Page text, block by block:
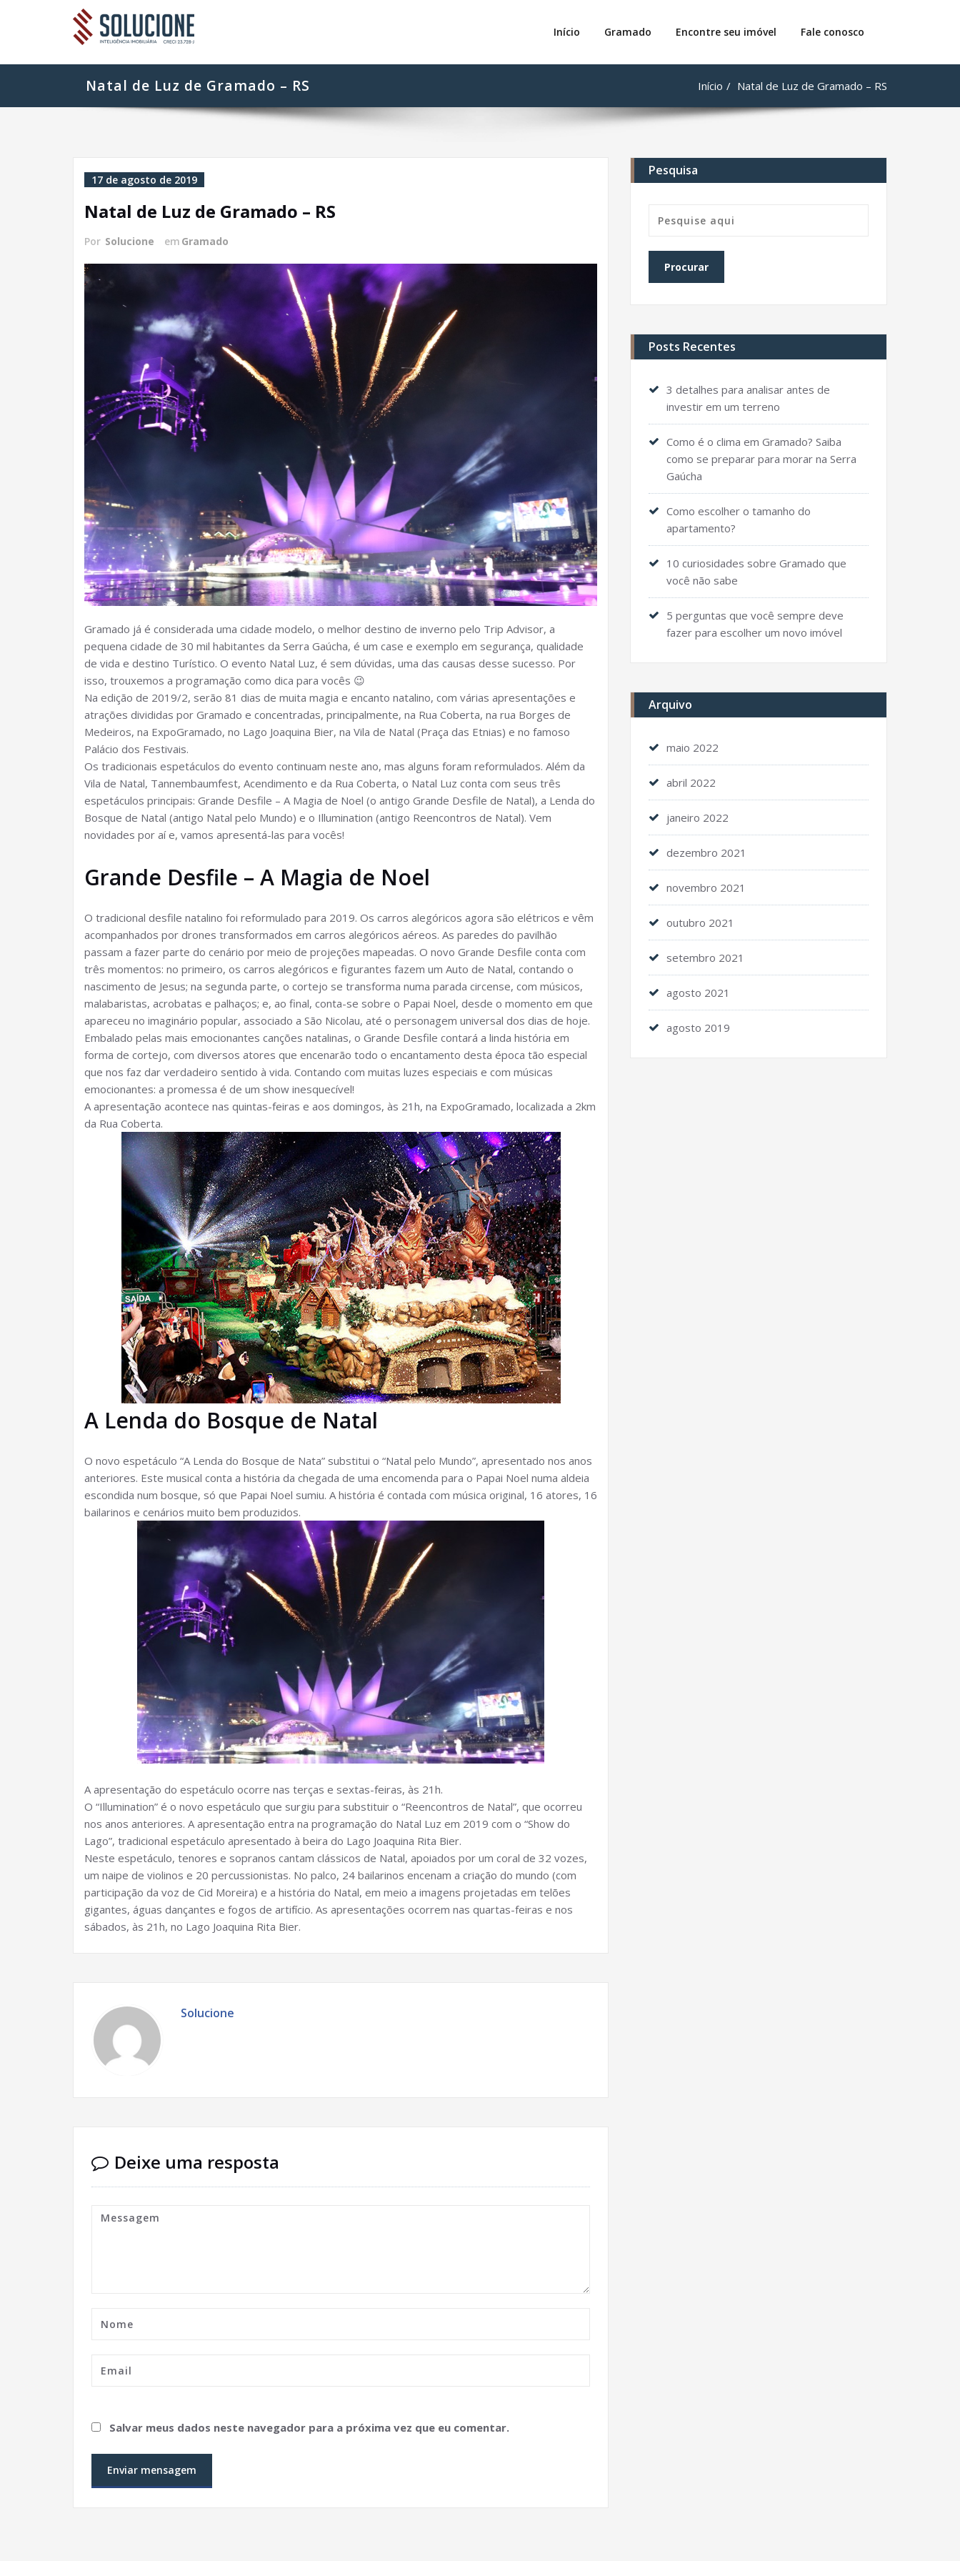
Início Gramado Encontre seu imóvel Fale conosco
Natal de Luz de Gramado – RS Início Natal de Luz de Gramado – RS
17 de agosto de 2019
Natal de Luz de Gramado – RS
Por Solucione em Gramado
Gramado já é considerada uma cidade modelo, o melhor destino de inverno pelo Trip Advisor, a
pequena cidade de 30 mil habitantes da Serra Gaúcha, é um case e exemplo em segurança, qualidade
de vida e destino Turístico. O evento Natal Luz, é sem dúvidas, uma das causas desse sucesso. Por
isso, trouxemos a programação como dica para vocês 😉
Na edição de 2019/2, serão 81 dias de muita magia e encanto natalino, com várias apresentações e
atrações divididas por Gramado e concentradas, principalmente, na Rua Coberta, na rua Borges de
Medeiros, na ExpoGramado, no Lago Joaquina Bier, na Vila de Natal (Praça das Etnias) e no famoso
Palácio dos Festivais.
Os tradicionais espetáculos do evento continuam neste ano, mas alguns foram reformulados. Além da
Vila de Natal, Tannembaumfest, Acendimento e da Rua Coberta, o Natal Luz conta com seus três
espetáculos principais: Grande Desfile – A Magia de Noel (o antigo Grande Desfile de Natal), a Lenda do
Bosque de Natal (antigo Natal pelo Mundo) e o Illumination (antigo Reencontros de Natal). Vem
novidades por aí e, vamos apresentá-las para vocês!
Grande Desfile – A Magia de Noel
O tradicional desfile natalino foi reformulado para 2019. Os carros alegóricos agora são elétricos e vêm
acompanhados por drones transformados em carros alegóricos aéreos. As paredes do pavilhão
passam a fazer parte do cenário por meio de projeções mapeadas. O novo Grande Desfile conta com
três momentos: no primeiro, os carros alegóricos e figurantes fazem um Auto de Natal, contando o
nascimento de Jesus; na segunda parte, o cortejo se transforma numa parada circense, com músicos,
malabaristas, acrobatas e palhaços; e, ao final, conta-se sobre o Papai Noel, desde o momento em que
apareceu no imaginário popular, associado a São Nicolau, até o personagem universal dos dias de hoje.
Embalado pelas mais emocionantes canções natalinas, o Grande Desfile contará a linda história em
forma de cortejo, com diversos atores que encenarão todo o encantamento desta época tão especial
que nos faz dar verdadeiro sentido à vida. Contando com muitas luzes especiais e com músicas
emocionantes: a promessa é de um show inesquecível!
A apresentação acontece nas quintas-feiras e aos domingos, às 21h, na ExpoGramado, localizada a 2km
da Rua Coberta.
A Lenda do Bosque de Natal
O novo espetáculo “A Lenda do Bosque de Nata” substitui o “Natal pelo Mundo”, apresentado nos anos
anteriores. Este musical conta a história da chegada de uma encomenda para o Papai Noel numa aldeia
escondida num bosque, só que Papai Noel sumiu. A história é contada com música original, 16 atores, 16
bailarinos e cenários muito bem produzidos.
A apresentação do espetáculo ocorre nas terças e sextas-feiras, às 21h.
O “Illumination” é o novo espetáculo que surgiu para substituir o “Reencontros de Natal”, que ocorreu
nos anos anteriores. A apresentação entra na programação do Natal Luz em 2019 com o “Show do
Lago”, tradicional espetáculo apresentado à beira do Lago Joaquina Rita Bier.
Neste espetáculo, tenores e sopranos cantam clássicos de Natal, apoiados por um coral de 32 vozes,
um naipe de violinos e 20 percussionistas. No palco, 24 bailarinos encenam a criação do mundo (com
participação da voz de Cid Moreira) e a história do Natal, em meio a imagens projetadas em telões
gigantes, águas dançantes e fogos de artifício. As apresentações ocorrem nas quartas-feiras e nos
sábados, às 21h, no Lago Joaquina Rita Bier.
Solucione
Deixe uma resposta
Salvar meus dados neste navegador para a próxima vez que eu comentar.
Pesquisa
Posts Recentes
3 detalhes para analisar antes de
investir em um terreno
Como é o clima em Gramado? Saiba
como se preparar para morar na Serra
Gaúcha
Como escolher o tamanho do
apartamento?
10 curiosidades sobre Gramado que
você não sabe
5 perguntas que você sempre deve
fazer para escolher um novo imóvel
Arquivo
maio 2022
abril 2022
janeiro 2022
dezembro 2021
novembro 2021
outubro 2021
setembro 2021
agosto 2021
agosto 2019